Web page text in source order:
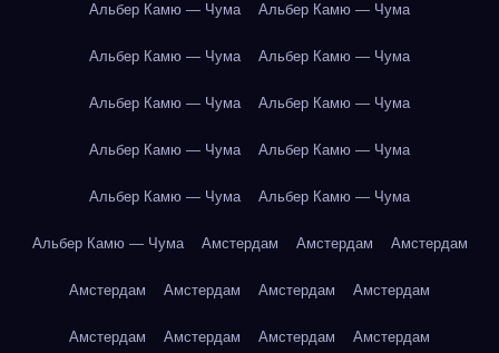
Альбер Камю — Чума Альбер Камю — Чума
Альбер Камю — Чума Альбер Камю — Чума
Альбер Камю — Чума Альбер Камю — Чума
Альбер Камю — Чума Альбер Камю — Чума
Альбер Камю — Чума Альбер Камю — Чума
Альбер Камю — Чума Амстердам Амстердам Амстердам
Амстердам Амстердам Амстердам Амстердам
Амстердам Амстердам Амстердам Амстердам